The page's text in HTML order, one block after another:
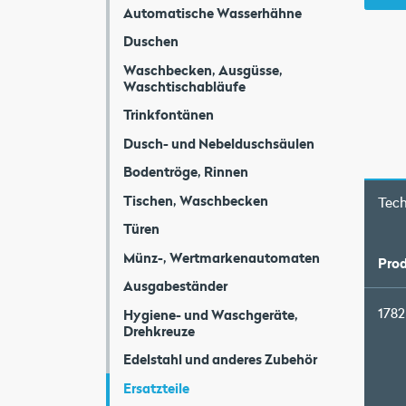
Automatische Wasserhähne
Duschen
Waschbecken, Ausgüsse,
Waschtischabläufe
Trinkfontänen
Dusch- und Nebelduschsäulen
Bodentröge, Rinnen
Tischen, Waschbecken
Türen
Münz-, Wertmarkenautomaten
Ausgabeständer
Hygiene- und Waschgeräte,
Drehkreuze
Edelstahl und anderes Zubehör
Ersatzteile